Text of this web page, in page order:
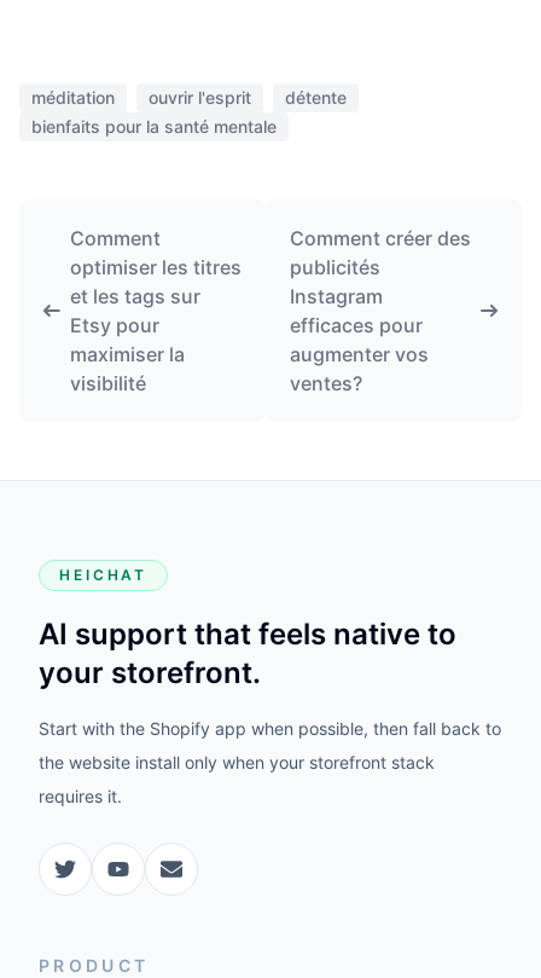
méditation ouvrir l'esprit
détente
bienfaits pour la santé mentale
Comment
optimiser les titres
et les tags sur
Etsy pour
maximiser la
visibilité
Comment créer des
publicités
Instagram
efficaces pour
augmenter vos
ventes?
HEICHAT
AI support that feels native to
your storefront.
Start with the Shopify app when possible, then fall back to
the website install only when your storefront stack
requires it.
PRODUCT